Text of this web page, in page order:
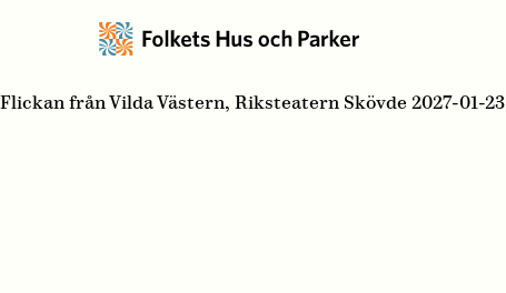
Flickan från Vilda Västern, Riksteatern Skövde 2027-01-23